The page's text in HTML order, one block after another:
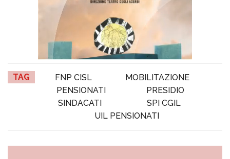
TAG FNP CISL
MOBILITAZIONE
PENSIONATI
PRESIDIO
SINDACATI
SPI CGIL
UIL PENSIONATI